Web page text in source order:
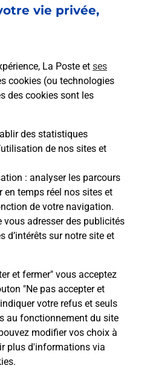
vie privée,
La Poste et ses
cookies (ou technologies
des cookies sont les
des statistiques
de nos sites et
: analyser les parcours
en temps réel nos sites et
de votre navigation.
vous adresser des publicités
d’intérêts sur notre site et
et fermer" vous acceptez
"Ne pas accepter et
votre refus et seuls
au fonctionnement du site
modifier vos choix à
plus d'informations via
.
un
depuis un
une
?
participe-t-elle
quotidien ?
code de la route
quelles
STILL